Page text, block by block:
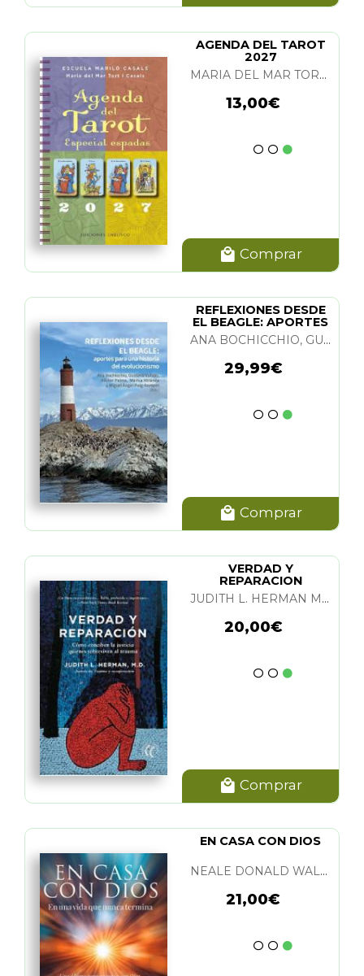
AGENDA DEL TAROT
2027
MARIA DEL MAR TORT I CASALS
13,00€
Comprar
REFLEXIONES DESDE
EL BEAGLE: APORTES
PARA UNA HIST.
ANA BOCHICCHIO, GUSTAVO VALLEJO, HECTOR PALMA, MARISA MIRANDA Y M. A. PUIG-SAMPER
29,99€
Comprar
VERDAD Y
REPARACION
JUDITH L. HERMAN M. D.
20,00€
Comprar
EN CASA CON DIOS
NEALE DONALD WALSCH
21,00€